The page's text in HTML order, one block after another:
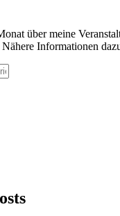
über meine
Informationen